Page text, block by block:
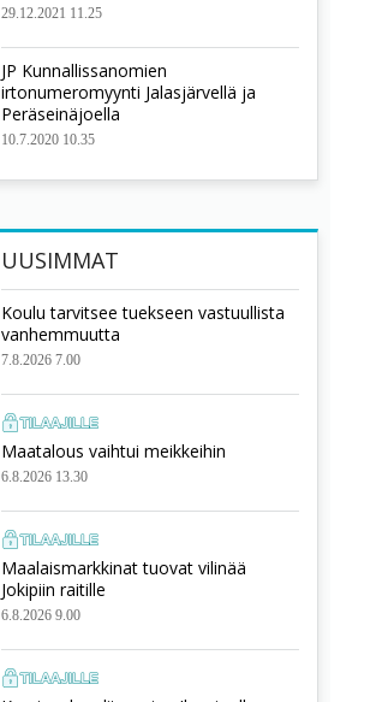
29.12.2021 11.25
JP Kunnallissanomien
irtonumeromyynti Jalasjärvellä ja
Peräseinäjoella
10.7.2020 10.35
UUSIMMAT
Koulu tarvitsee tuekseen vastuullista
vanhemmuutta
7.8.2026 7.00
Maatalous vaihtui meikkeihin
6.8.2026 13.30
Maalaismarkkinat tuovat vilinää
Jokipiin raitille
6.8.2026 9.00